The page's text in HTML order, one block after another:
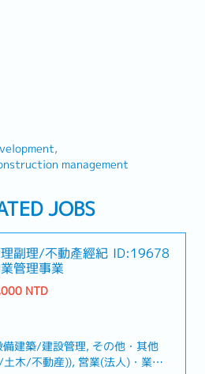
management
JOBS
理副理/不動產經紀
管理事業
ID:19678
NTD
建築/建設管理, その他・其他
木/不動産)), 営業(法人)・業務